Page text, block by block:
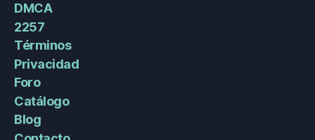
DMCA
2257
Términos
Privacidad
Foro
Catálogo
Blog